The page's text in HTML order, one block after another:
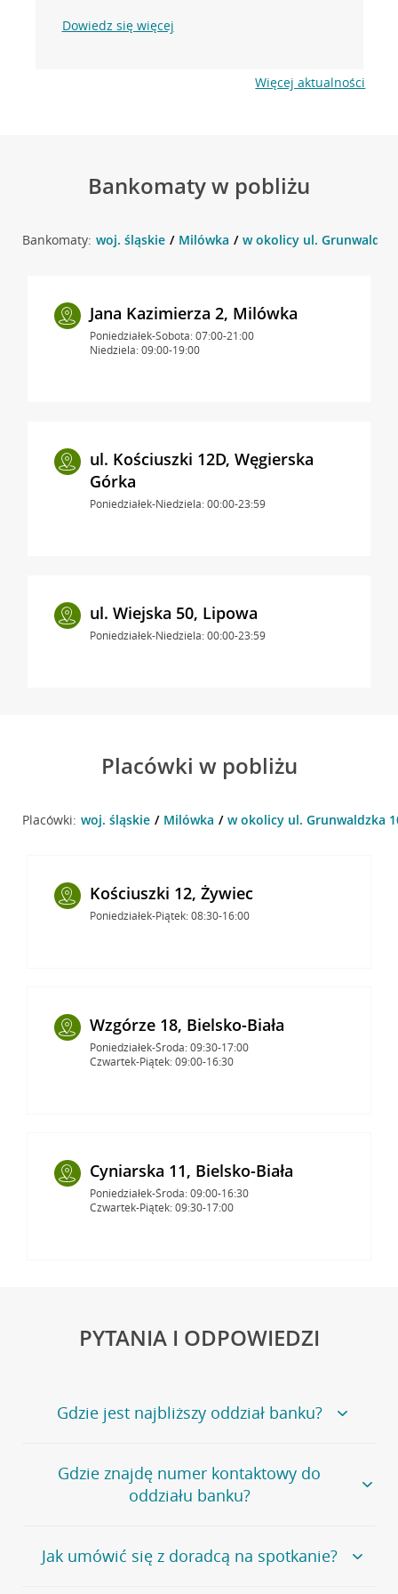
Dowiedz się więcej
Więcej aktualności
Bankomaty w pobliżu
Bankomaty: woj. śląskie Milówka w okolicy ul.
Jana Kazimierza 2, Milówka
Poniedziałek-Sobota: 07:00-21:00
Niedziela: 09:00-19:00
ul. Kościuszki 12D, Węgierska
Górka
Poniedziałek-Niedziela: 00:00-23:59
ul. Wiejska 50, Lipowa
Poniedziałek-Niedziela: 00:00-23:59
Placówki w pobliżu
Placówki: woj. śląskie Milówka w okolicy ul. Grunwaldzka
Kościuszki 12, Żywiec
Poniedziałek-Piątek: 08:30-16:00
Wzgórze 18, Bielsko-Biała
Poniedziałek-Środa: 09:30-17:00
Czwartek-Piątek: 09:00-16:30
Cyniarska 11, Bielsko-Biała
Poniedziałek-Środa: 09:00-16:30
Czwartek-Piątek: 09:30-17:00
PYTANIA I ODPOWIEDZI
Gdzie jest najbliższy oddział banku?
Jeśli szukasz oddziału naszego banku, zapraszamy na
stronęPlacówki i bankomaty, na której znajduje się
wygodna wyszukiwarka.
oddziałów
Gdzie znajdę numer kontaktowy do
oddziału banku?
Bank Credit Agricole nie udostępnia ogólnego numeru
telefonu do placówki bankowej.
Jak umówić się z doradcą na spotkanie?